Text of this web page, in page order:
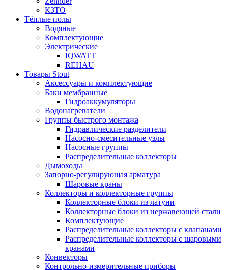
КЗТО
Тёплые полы
Водяные
Комплектующие
Электрические
IQWATT
REHAU
Товары Stout
Аксессуары и комплектующие
Баки мембранные
Гидроаккумуляторы
Водонагреватели
Группы быстрого монтажа
Гидравлические разделители
Насосно-смесительные узлы
Насосные группы
Распределительные коллекторы
Дымоходы
Запорно-регулирующая арматура
Шаровые краны
Коллекторы и коллекторные группы
Коллекторные блоки из латуни
Коллекторные блоки из нержавеющей стали
Комплектующие
Распределительные коллекторы с клапанами
Распределительные коллекторы с шаровыми
кранами
Конвекторы
Контрольно-измерительные приборы